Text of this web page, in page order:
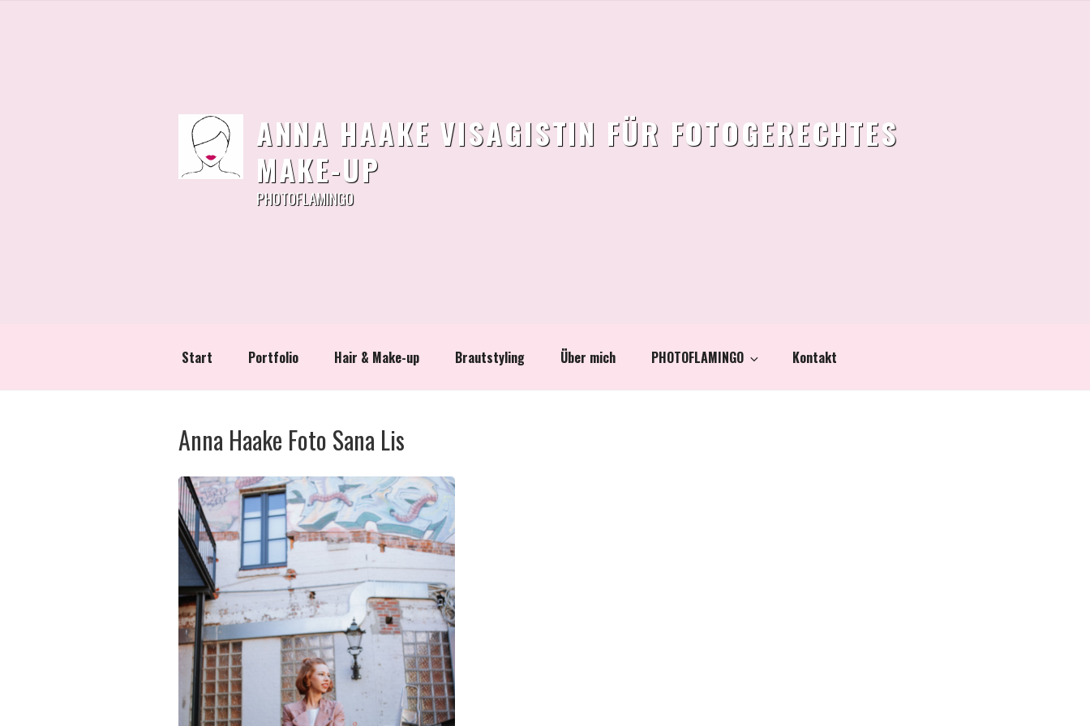
ANNA HAAKE VISAGISTIN FÜR FOTOGERECHTES
MAKE-UP
PHOTOFLAMINGO
Start Portfolio Hair & Make-up Brautstyling Über mich PHOTOFLAMINGO Kontakt
Anna Haake Foto Sana Lis